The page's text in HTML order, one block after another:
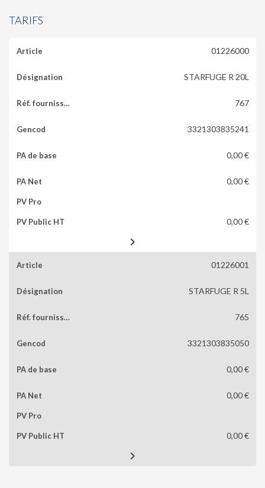
TARIFS
01226000
STARFUGE R 20L
767
3321303835241
0,00 €
0,00 €
0,00 €

01226001
STARFUGE R 5L
765
3321303835050
0,00 €
0,00 €
0,00 €
